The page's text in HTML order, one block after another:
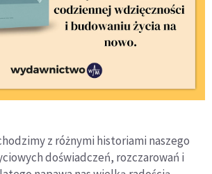
z różnymi historiami naszego
doświadczeń, rozczarowań i